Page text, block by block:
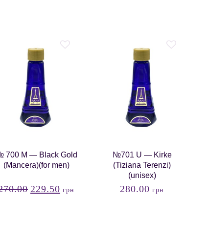
700 М — Black Gold
(Mancera)(for men)
229.50 грн
№701 U — Kirke
(Tiziana Terenzi)
(unisex)
280.00 грн